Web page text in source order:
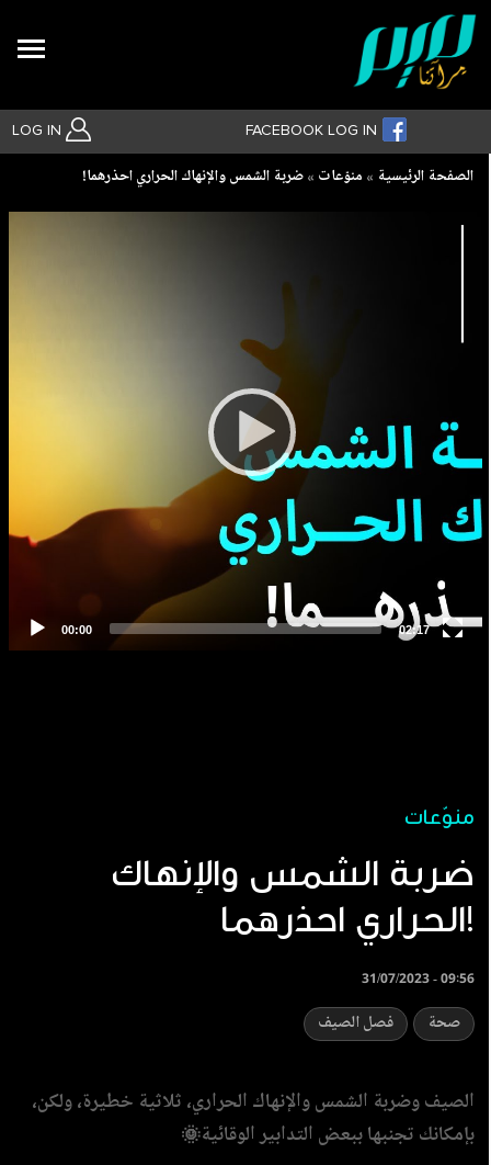
LOG IN FACEBOOK LOG IN
Breadcrumb
الصفحة الرئيسية منوّعات ضربة الشمس والإنهاك الحراري احذرهما!
منوّعات
ضربة الشمس والإنهاك
الحراري احذرهما!
31/07/2023 - 09:56
صحة فصل الصيف
الصيف وضربة الشمس والإنهاك الحراري، ثلاثية خطيرة، ولكن،
بإمكانك تجنبها ببعض التدابير الوقائية🌞